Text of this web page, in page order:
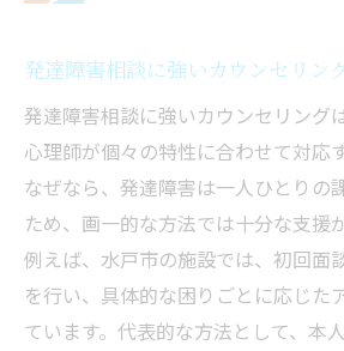
発達障害相談に強いカウンセリン
発達障害相談に強いカウンセリング
心理師が個々の特性に合わせて対応
なぜなら、発達障害は一人ひとりの
ため、画一的な方法では十分な支援
例えば、水戸市の施設では、初回面
を行い、具体的な困りごとに応じた
ています。代表的な方法として、本